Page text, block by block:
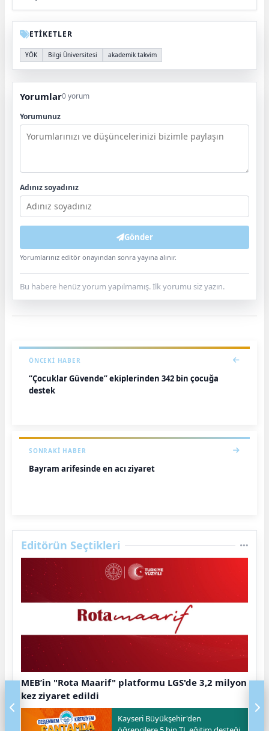
ETİKETLER
YÖK Bilgi Üniversitesi akademik takvim
Yorumlar0 yorum
Yorumunuz
Adınız soyadınız
Gönder
Yorumlarınız editör onayından sonra yayına alınır.
Bu habere henüz yorum yapılmamış. İlk yorumu siz yazın.
ÖNCEKI HABER
“Çocuklar Güvende” ekiplerinden 342 bin çocuğa
destek
SONRAKI HABER
Bayram arifesinde en acı ziyaret
Editörün Seçtikleri
MEB’in "Rota Maarif" platformu LGS'de 3,2 milyon
kez ziyaret edildi
Kayseri Büyükşehir'den